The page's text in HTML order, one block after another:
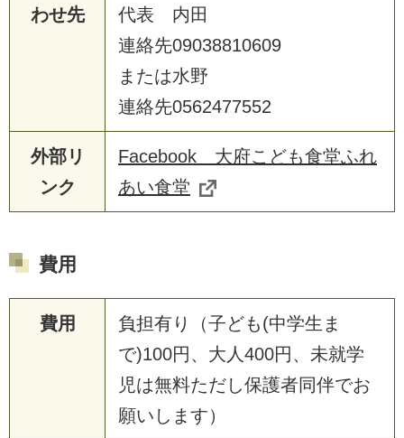
わせ先
代表 内田
連絡先09038810609
または水野
連絡先0562477552
外部リ
ンク
Facebook 大府こども食堂ふれ
あい食堂
費用
費用
負担有り（子ども(中学生ま
で)100円、大人400円、未就学
児は無料ただし保護者同伴でお
願いします）